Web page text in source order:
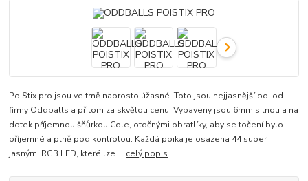
PoiStix pro jsou ve tmě naprosto úžasné. Toto jsou nejjasnější poi od
firmy Oddballs a přitom za skvělou cenu. Vybaveny jsou 6mm silnou a na
dotek příjemnou šňůrkou Cole, otočnými obratlíky, aby se točení bylo
příjemné a plně pod kontrolou. Každá poika je osazena 44 super
jasnými RGB LED, které lze ... celý popis